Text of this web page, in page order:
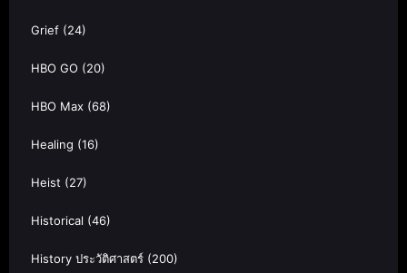
Grief (24)
HBO GO (20)
HBO Max (68)
Healing (16)
Heist (27)
Historical (46)
History ประวัติศาสตร์ (200)